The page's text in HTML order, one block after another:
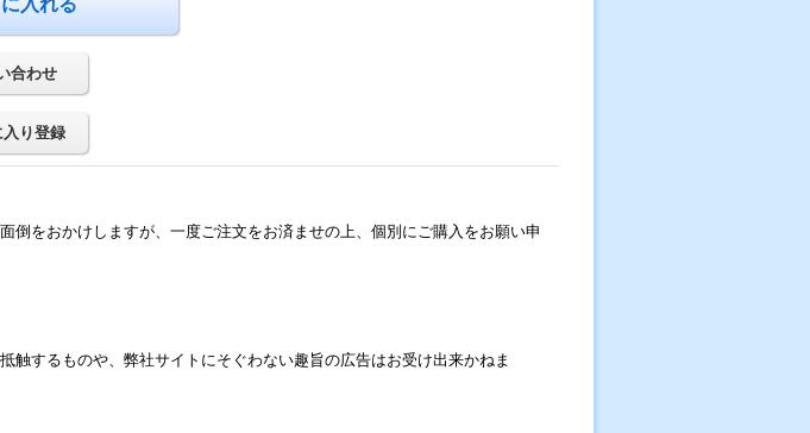
合わせ
入り登録
をおかけしますが、一度ご注文をお済ませの上、個別にご購入をお願い申
触するものや、弊社サイトにそぐわない趣旨の広告はお受け出来かねま